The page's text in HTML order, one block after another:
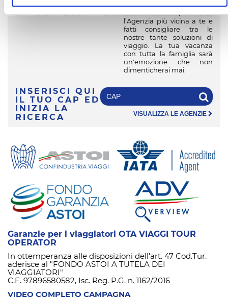
non sei ancora convinto su
dove andare, cerca
l’Agenzia più vicina a te e
fatti consigliare tra le
nostre tante soluzioni di
viaggio. La tua vacanza
con tutta la famiglia sarà
un'emozione che non
dimenticherai mai.
INSERISCI QUI
IL TUO CAP
ED
INIZIA LA
RICERCA
VISUALIZZA LE AGENZIE
Garanzie per i viaggiatori OTA VIAGGI TOUR
OPERATOR
In ottemperanza alle disposizioni dell'art. 47 Cod.Tur.
aderisce al "FONDO ASTOI A TUTELA DEI
VIAGGIATORI"
C.F. 97896580582, Isc. Reg. P.G. n. 1162/2016
VIDEO COMPLETO CAMPAGNA